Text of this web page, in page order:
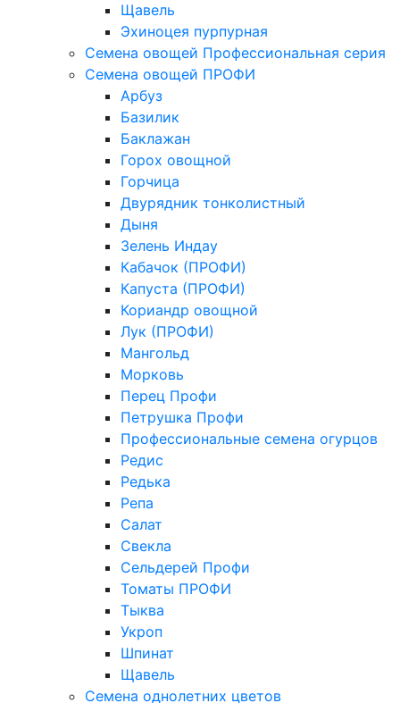
Щавель
Эхиноцея пурпурная
Семена овощей Профессиональная серия
Семена овощей ПРОФИ
Арбуз
Базилик
Баклажан
Горох овощной
Горчица
Двурядник тонколистный
Дыня
Зелень Индау
Кабачок (ПРОФИ)
Капуста (ПРОФИ)
Кориандр овощной
Лук (ПРОФИ)
Мангольд
Морковь
Перец Профи
Петрушка Профи
Профессиональные семена огурцов
Редис
Редька
Репа
Салат
Свекла
Сельдерей Профи
Томаты ПРОФИ
Тыква
Укроп
Шпинат
Щавель
Семена однолетних цветов